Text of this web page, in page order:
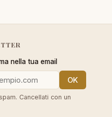
nella tua email
OK
Cancellati con un